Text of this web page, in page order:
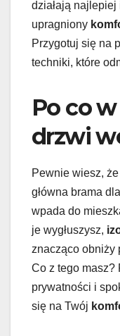
działają
upragniony
Przygotuj się na
techniki, które
Po co
drzwi
Pewnie wiesz,
główna brama
wpada do
je wygłuszysz,
znacząco obniży
Co z tego masz?
prywatności i
się na Twój